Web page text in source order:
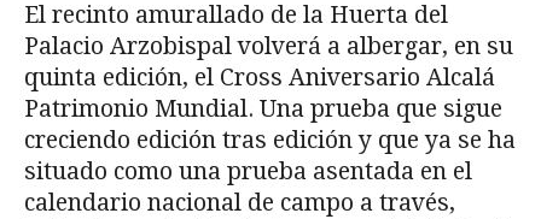
El recinto amurallado de la Huerta del
Palacio Arzobispal volverá a albergar, en su
quinta edición, el Cross Aniversario Alcalá
Patrimonio Mundial. Una prueba que sigue
creciendo edición tras edición y que ya se ha
situado como una prueba asentada en el
calendario nacional de campo a través,